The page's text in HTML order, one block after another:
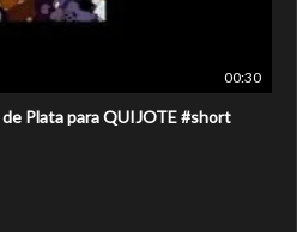
00:30
Plata para QUIJOTE #short